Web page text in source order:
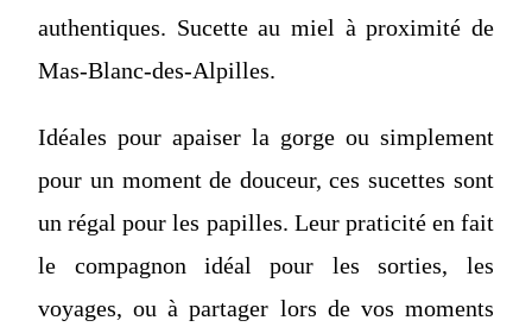
authentiques. Sucette au miel à proximité de
Mas-Blanc-des-Alpilles.
Idéales pour apaiser la gorge ou simplement
pour un moment de douceur, ces sucettes sont
un régal pour les papilles. Leur praticité en fait
le compagnon idéal pour les sorties, les
voyages, ou à partager lors de vos moments